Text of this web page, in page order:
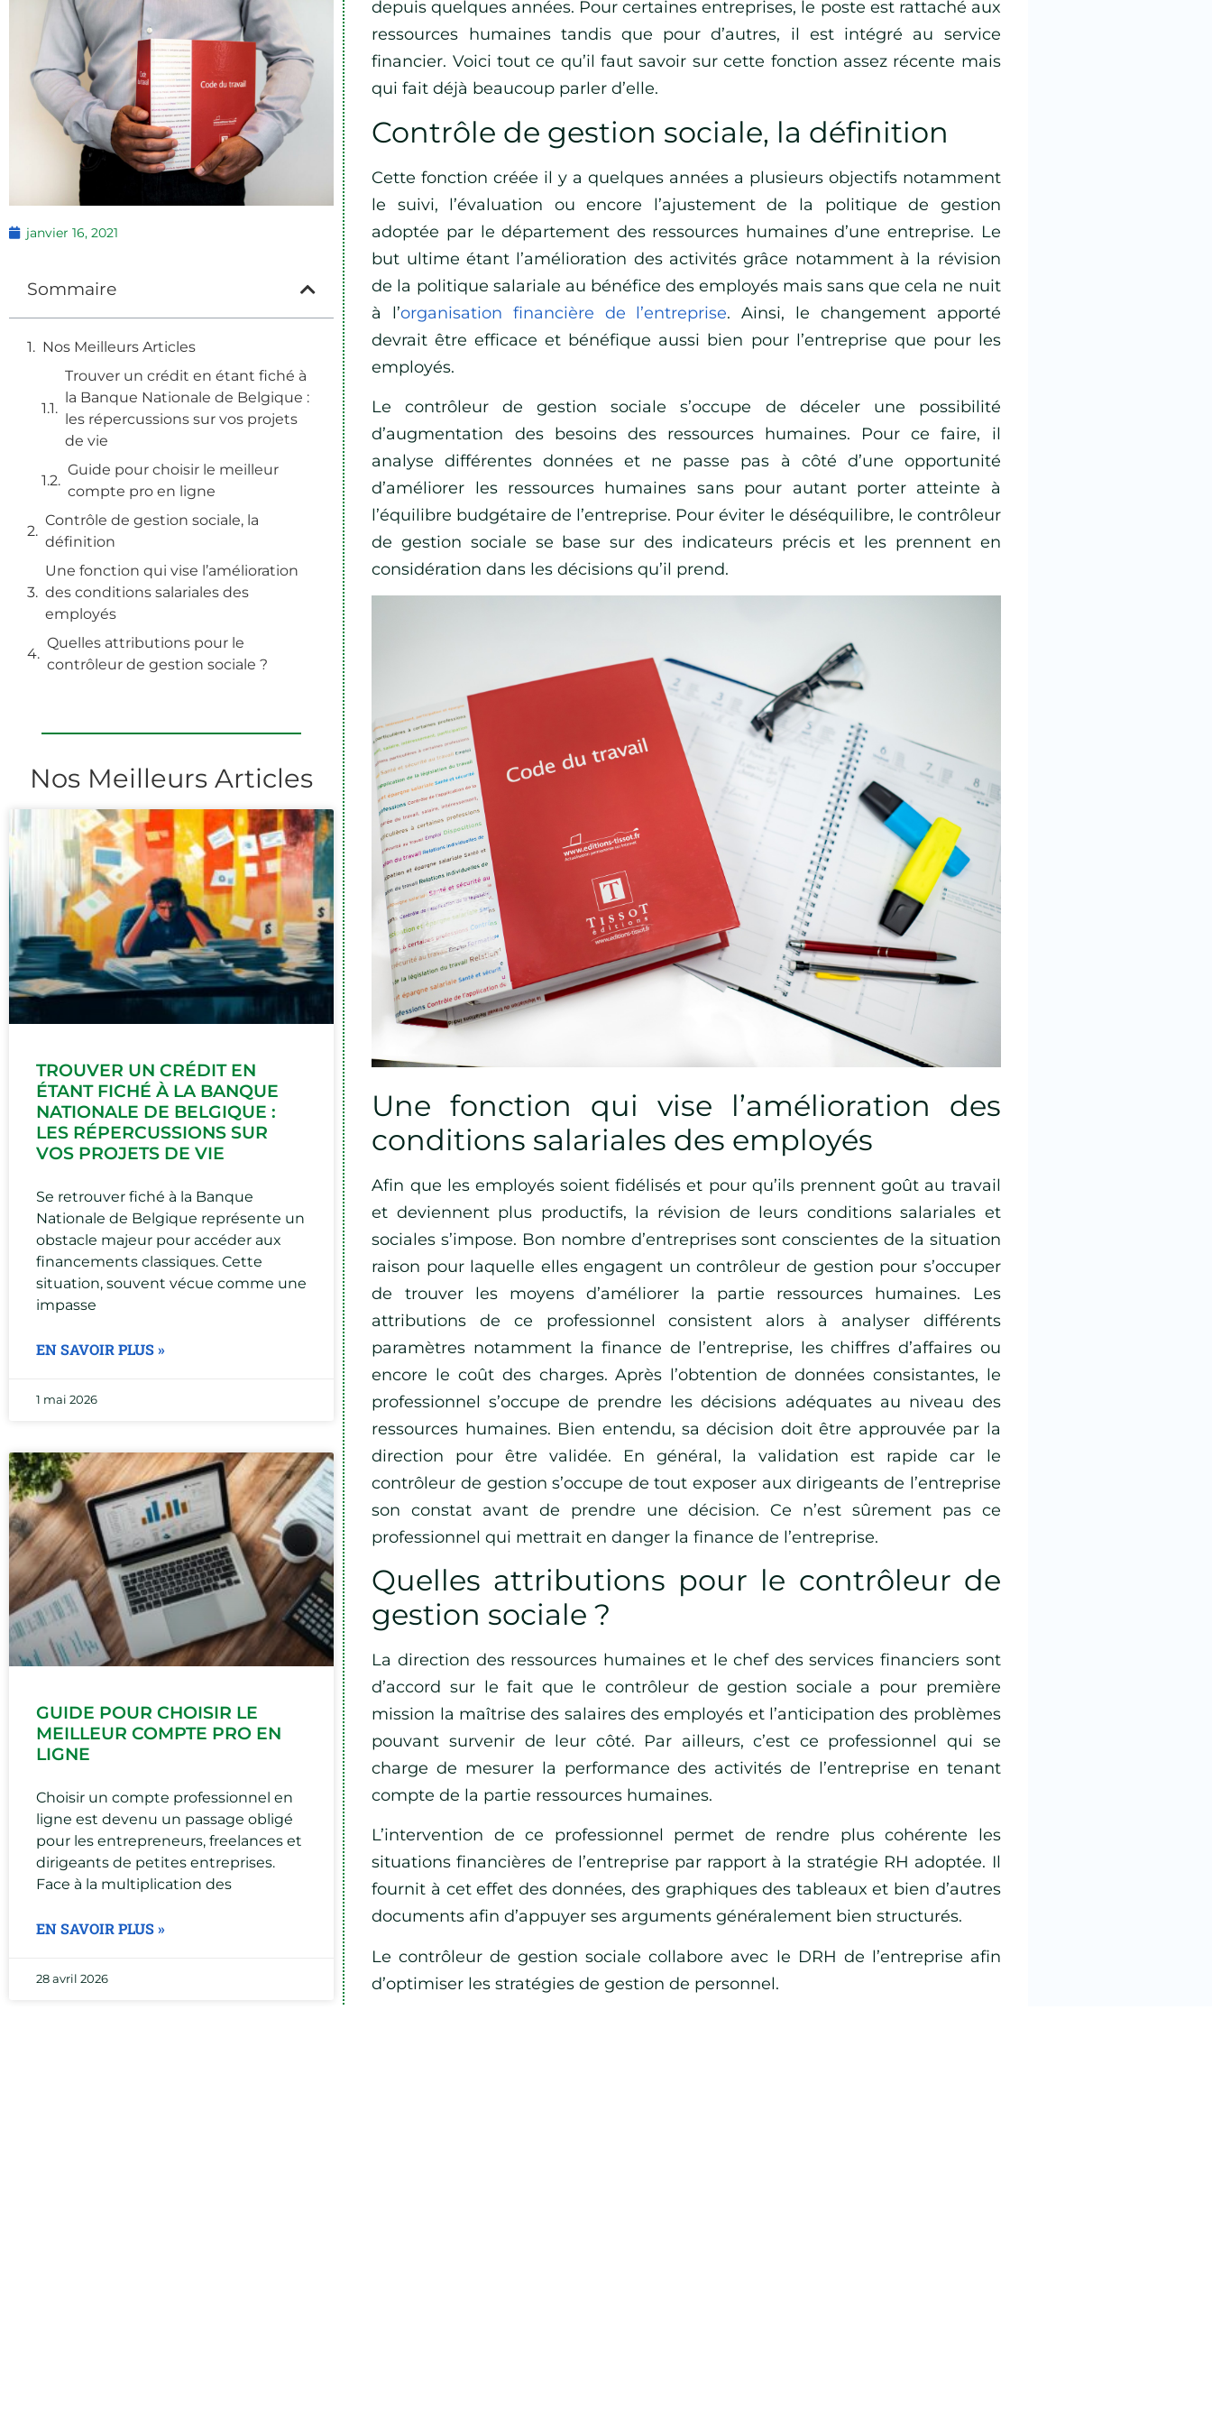
janvier 16, 2021
Sommaire
Nos Meilleurs Articles
Trouver un crédit en étant fiché à
la Banque Nationale de Belgique :
les répercussions sur vos projets
de vie
Guide pour choisir le meilleur
compte pro en ligne
Contrôle de gestion sociale, la
définition
Une fonction qui vise l’amélioration
des conditions salariales des
employés
Quelles attributions pour le
contrôleur de gestion sociale ?
Nos Meilleurs Articles
TROUVER UN CRÉDIT EN
ÉTANT FICHÉ À LA BANQUE
NATIONALE DE BELGIQUE :
LES RÉPERCUSSIONS SUR
VOS PROJETS DE VIE
Se retrouver fiché à la Banque
Nationale de Belgique représente un
obstacle majeur pour accéder aux
financements classiques. Cette
situation, souvent vécue comme une
impasse
EN SAVOIR PLUS »
1 mai 2026
GUIDE POUR CHOISIR LE
MEILLEUR COMPTE PRO EN
LIGNE
Choisir un compte professionnel en
ligne est devenu un passage obligé
pour les entrepreneurs, freelances et
dirigeants de petites entreprises.
Face à la multiplication des
EN SAVOIR PLUS »
28 avril 2026
depuis quelques années. Pour certaines entreprises, le poste est rattaché aux
ressources humaines tandis que pour d’autres, il est intégré au service
financier. Voici tout ce qu’il faut savoir sur cette fonction assez récente mais
qui fait déjà beaucoup parler d’elle.
Contrôle de gestion sociale, la définition
Cette fonction créée il y a quelques années a plusieurs objectifs notamment
le suivi, l’évaluation ou encore l’ajustement de la politique de gestion
adoptée par le département des ressources humaines d’une entreprise. Le
but ultime étant l’amélioration des activités grâce notamment à la révision
de la politique salariale au bénéfice des employés mais sans que cela ne nuit
à l’organisation financière de l’entreprise. Ainsi, le changement apporté
devrait être efficace et bénéfique aussi bien pour l’entreprise que pour les
employés.
Le contrôleur de gestion sociale s’occupe de déceler une possibilité
d’augmentation des besoins des ressources humaines. Pour ce faire, il
analyse différentes données et ne passe pas à côté d’une opportunité
d’améliorer les ressources humaines sans pour autant porter atteinte à
l’équilibre budgétaire de l’entreprise. Pour éviter le déséquilibre, le contrôleur
de gestion sociale se base sur des indicateurs précis et les prennent en
considération dans les décisions qu’il prend.
Une fonction qui vise l’amélioration des
conditions salariales des employés
Afin que les employés soient fidélisés et pour qu’ils prennent goût au travail
et deviennent plus productifs, la révision de leurs conditions salariales et
sociales s’impose. Bon nombre d’entreprises sont conscientes de la situation
raison pour laquelle elles engagent un contrôleur de gestion pour s’occuper
de trouver les moyens d’améliorer la partie ressources humaines. Les
attributions de ce professionnel consistent alors à analyser différents
paramètres notamment la finance de l’entreprise, les chiffres d’affaires ou
encore le coût des charges. Après l’obtention de données consistantes, le
professionnel s’occupe de prendre les décisions adéquates au niveau des
ressources humaines. Bien entendu, sa décision doit être approuvée par la
direction pour être validée. En général, la validation est rapide car le
contrôleur de gestion s’occupe de tout exposer aux dirigeants de l’entreprise
son constat avant de prendre une décision. Ce n’est sûrement pas ce
professionnel qui mettrait en danger la finance de l’entreprise.
Quelles attributions pour le contrôleur de
gestion sociale ?
La direction des ressources humaines et le chef des services financiers sont
d’accord sur le fait que le contrôleur de gestion sociale a pour première
mission la maîtrise des salaires des employés et l’anticipation des problèmes
pouvant survenir de leur côté. Par ailleurs, c’est ce professionnel qui se
charge de mesurer la performance des activités de l’entreprise en tenant
compte de la partie ressources humaines.
L’intervention de ce professionnel permet de rendre plus cohérente les
situations financières de l’entreprise par rapport à la stratégie RH adoptée. Il
fournit à cet effet des données, des graphiques des tableaux et bien d’autres
documents afin d’appuyer ses arguments généralement bien structurés.
Le contrôleur de gestion sociale collabore avec le DRH de l’entreprise afin
d’optimiser les stratégies de gestion de personnel.